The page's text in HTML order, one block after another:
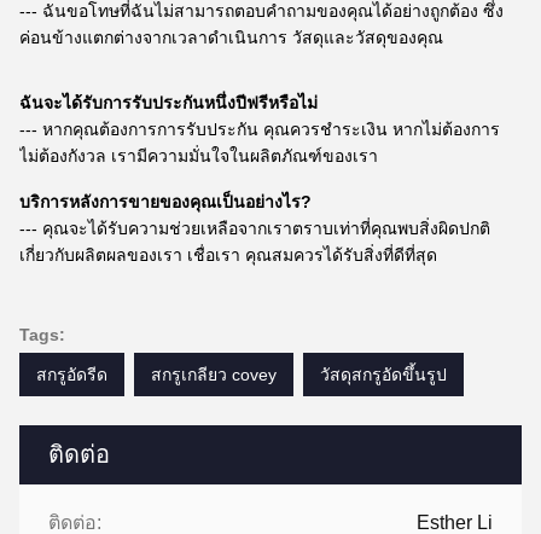
ติดต่อ
ติดต่อ: Esther Li
--- ฉันขอโทษที่ฉันไม่สามารถตอบคำถามของคุณได้อย่างถูกต้อง ซึ่ง
ค่อนข้างแตกต่างจากเวลาดำเนินการ วัสดุและวัสดุของคุณ
ฉันจะได้รับการรับประกันหนึ่งปีฟรีหรือไม่
--- หากคุณต้องการการรับประกัน คุณควรชำระเงิน หากไม่ต้องการ
ไม่ต้องกังวล เรามีความมั่นใจในผลิตภัณฑ์ของเรา
บริการหลังการขายของคุณเป็นอย่างไร?
--- คุณจะได้รับความช่วยเหลือจากเราตราบเท่าที่คุณพบสิ่งผิดปกติ
เกี่ยวกับผลิตผลของเรา เชื่อเรา คุณสมควรได้รับสิ่งที่ดีที่สุด
Tags:
สกรูอัดรีด สกรูเกลียว covey วัสดุสกรูอัดขึ้นรูป